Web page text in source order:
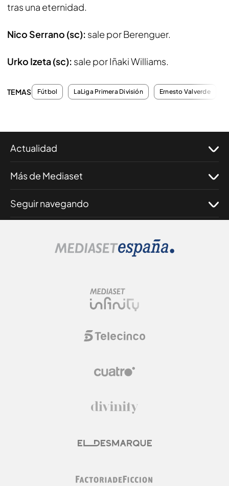
tras una eternidad.
Nico Serrano (sc): sale por Berenguer.
Urko Izeta (sc): sale por Iñaki Williams.
TEMAS Fútbol LaLiga Primera División Ernesto Valverde
Actualidad
Más de Mediaset
Seguir navegando